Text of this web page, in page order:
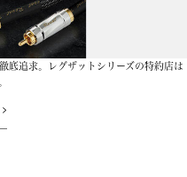
底追求。レグザットシリーズの特約店は